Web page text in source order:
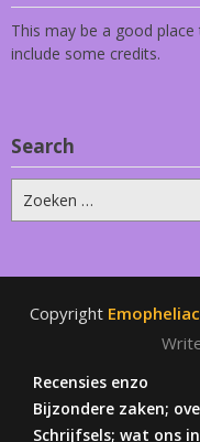
This may be a good
include some credits.
Search
naar:
Copyright Emopheliac
Recensies enzo
Bijzondere zaken;
Schrijfsels; wat ons